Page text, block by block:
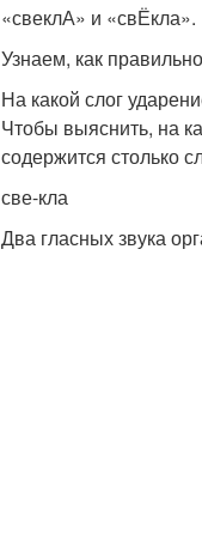
«свеклА» и «свЁкла».
Узнаем, как
На какой слог
Чтобы выяс­нить, на
содер­жит­ся столь­ко
све-кла
Два глас­ных зву­ка